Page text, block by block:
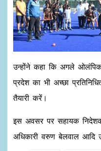
उन्होंने कहा कि अगले
प्रदेश का भी अच्छा
तैयारी करें।
इस अवसर पर सहायक
अधिकारी वरुण बेलवाल आदि